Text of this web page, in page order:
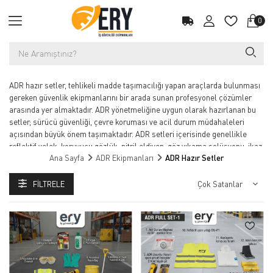
0
ADR hazır setler, tehlikeli madde taşımacılığı yapan araçlarda bulunması
gereken güvenlik ekipmanlarını bir arada sunan profesyonel çözümler
arasında yer almaktadır. ADR yönetmeliğine uygun olarak hazırlanan bu
setler; sürücü güvenliği, çevre koruması ve acil durum müdahaleleri
açısından büyük önem taşımaktadır. ADR setleri içerisinde genellikle
reflektif yelek, koruyucu gözlük, nitril eldiven, göz yıkama solüsyonu, ikaz
ekipmanları, emici pedler ve acil müdahale ürünleri bulunmaktadır.
firmaları için geliştirilen ADR hazır setleri farklı içerik seviyelerine göre
güvenlik setleri sayesinde araçlarda yasal uyumluluk sağlanırken olası
kazalarda hızlı müdahale imkanı elde edilmektedir. Dayanıklı taşıma
çantaları ile sunulan ADR setleri taşımacılık sektöründe güvenlik
standartlarını artırmaya yardımcı olmaktadır.
Tehlikeli madde taşımacılığında güvenlik ve yasal uyumluluk büyük önem
Ana Sayfa ADR Ekipmanları ADR Hazır Setler
FILTRELE